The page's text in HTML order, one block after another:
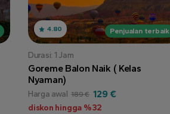
Penjualan terbaik
4.80
Durasi: 1 Jam
Goreme Balon Naik ( Kelas
Nyaman)
Harga awal 189 € 129 €
diskon hingga %32